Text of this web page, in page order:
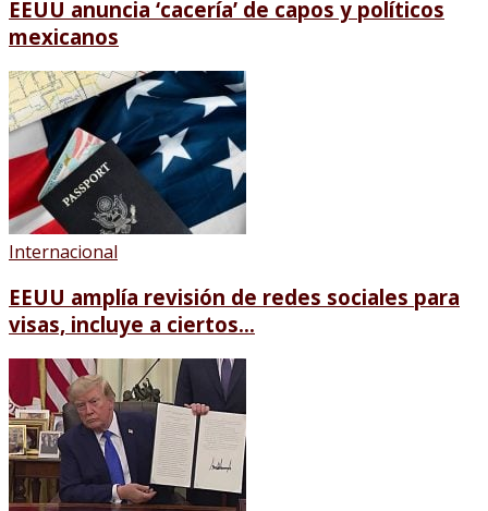
EEUU anuncia ‘cacería’ de capos y políticos
mexicanos
Internacional
EEUU amplía revisión de redes sociales para
visas, incluye a ciertos...